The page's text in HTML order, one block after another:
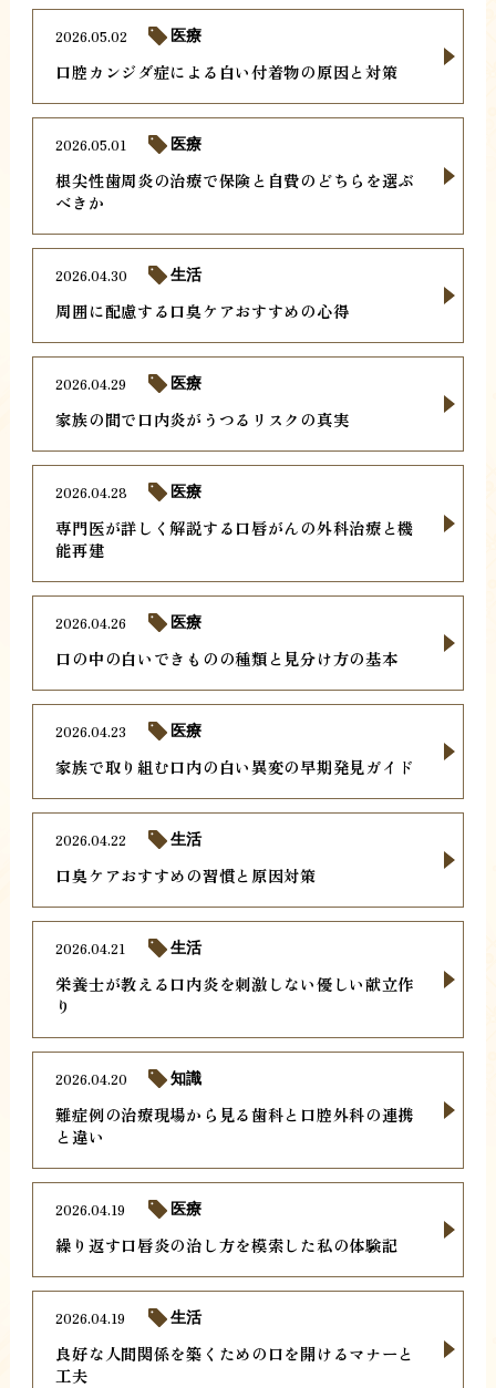
口腔カンジダ症による白い付着物の原因と対策
2026.05.02 医療
根尖性歯周炎の治療で保険と自費のどちらを選ぶ
べきか
2026.05.01 医療
周囲に配慮する口臭ケアおすすめの心得
2026.04.30 生活
家族の間で口内炎がうつるリスクの真実
2026.04.29 医療
専門医が詳しく解説する口唇がんの外科治療と機
能再建
2026.04.28 医療
口の中の白いできものの種類と見分け方の基本
2026.04.26 医療
家族で取り組む口内の白い異変の早期発見ガイド
2026.04.23 医療
口臭ケアおすすめの習慣と原因対策
2026.04.22 生活
栄養士が教える口内炎を刺激しない優しい献立作
り
2026.04.21 生活
難症例の治療現場から見る歯科と口腔外科の連携
と違い
2026.04.20 知識
繰り返す口唇炎の治し方を模索した私の体験記
2026.04.19 医療
良好な人間関係を築くための口を開けるマナーと
工夫
2026.04.19 生活